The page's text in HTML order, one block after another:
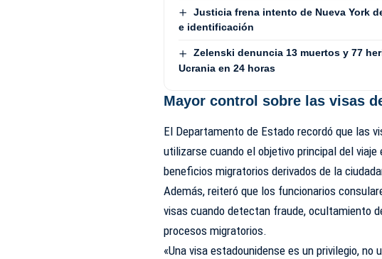
Justicia frena intento de Nueva York
e identificación
Zelenski denuncia 13 muertos y 77
Ucrania en 24 horas
Mayor control sobre las visas
El Departamento de Estado recordó que las
utilizarse cuando el objetivo principal del
beneficios migratorios derivados de la
Además, reiteró que los funcionarios
visas cuando detectan fraude, ocultamiento
procesos migratorios.
«Una visa estadounidense es un privilegio, no